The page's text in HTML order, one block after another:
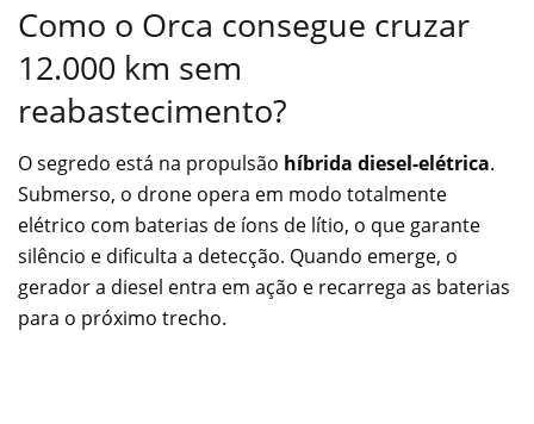
Como o Orca consegue cruzar
12.000 km sem
reabastecimento?
O segredo está na propulsão híbrida diesel-elétrica.
Submerso, o drone opera em modo totalmente
elétrico com baterias de íons de lítio, o que garante
silêncio e dificulta a detecção. Quando emerge, o
gerador a diesel entra em ação e recarrega as baterias
para o próximo trecho.